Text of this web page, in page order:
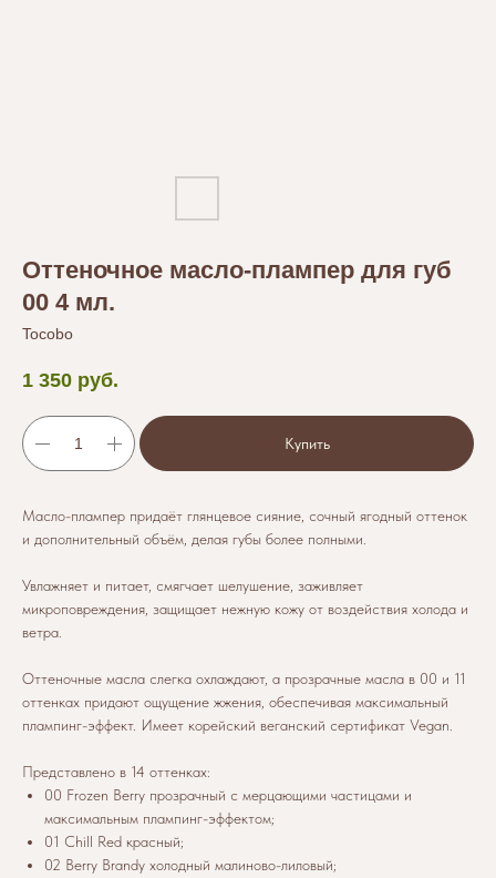
Оттеночное масло-плампер для губ
00 4 мл.
Tocobo
1 350 руб.
Купить
Масло-плампер придаёт глянцевое сияние, сочный ягодный оттенок
и дополнительный объём, делая губы более полными.
Увлажняет и питает, смягчает шелушение, заживляет
микроповреждения, защищает нежную кожу от воздействия холода и
ветра.
Оттеночные масла слегка охлаждают, а прозрачные масла в 00 и 11
оттенках придают ощущение жжения, обеспечивая максимальный
плампинг-эффект. Имеет корейский веганский сертификат Vegan.
Представлено в 14 оттенках:
00 Frozen Berry прозрачный с мерцающими частицами и
максимальным плампинг-эффектом;
01 Chill Red красный;
02 Berry Brandy холодный малиново-лиловый;